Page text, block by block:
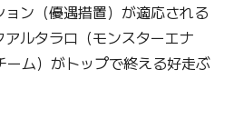
ン（優遇措置）が適応される
ルタラロ（モンスターエナ
ム）がトップで終える好走ぶ